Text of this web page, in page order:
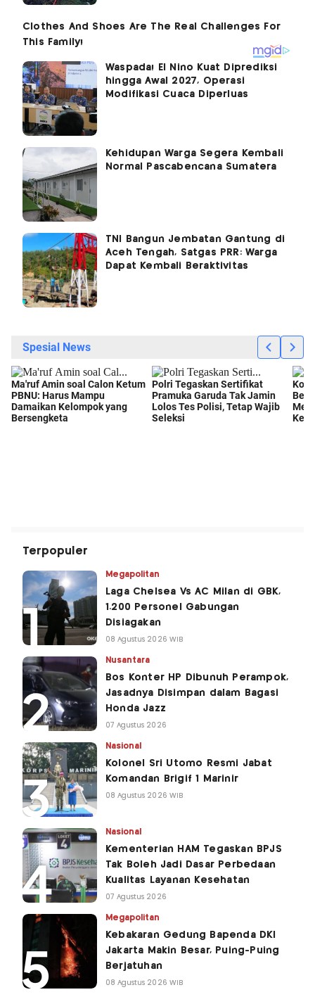
Waspada! El Nino Kuat Diprediksi
hingga Awal 2027, Operasi
Modifikasi Cuaca Diperluas
Kehidupan Warga Segera Kembali
Normal Pascabencana Sumatera
TNI Bangun Jembatan Gantung di
Aceh Tengah, Satgas PRR: Warga
Dapat Kembali Beraktivitas
Terpopuler
Megapolitan
Laga Chelsea Vs AC Milan di GBK,
1.200 Personel Gabungan
Disiagakan
08 Agustus 2026 WIB
Nusantara
Bos Konter HP Dibunuh Perampok,
Jasadnya Disimpan dalam Bagasi
Honda Jazz
07 Agustus 2026
Nasional
Kolonel Sri Utomo Resmi Jabat
Komandan Brigif 1 Marinir
08 Agustus 2026 WIB
Nasional
Kementerian HAM Tegaskan BPJS
Tak Boleh Jadi Dasar Perbedaan
Kualitas Layanan Kesehatan
07 Agustus 2026
Megapolitan
Kebakaran Gedung Bapenda DKI
Jakarta Makin Besar, Puing-Puing
Berjatuhan
08 Agustus 2026 WIB